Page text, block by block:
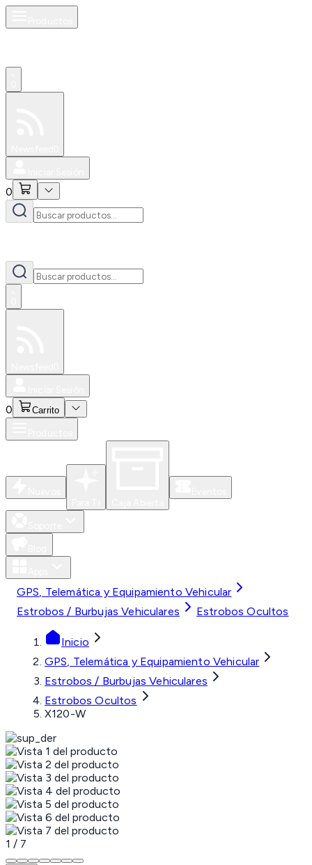
0
0 Carrito
GPS, Telemática y Equipamiento Vehicular
Estrobos / Burbujas Vehiculares
Estrobos Ocultos
Inicio
GPS, Telemática y Equipamiento Vehicular
Estrobos / Burbujas Vehiculares
Estrobos Ocultos
X120-W
1 / 7